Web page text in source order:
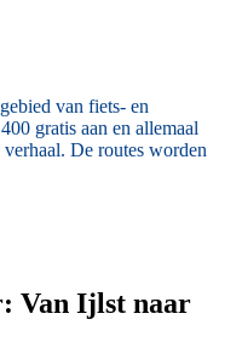
van fiets- en
gratis aan en allemaal
De routes worden
Van Ijlst naar